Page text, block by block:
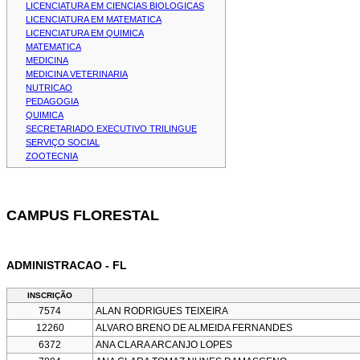
LICENCIATURA EM CIENCIAS BIOLOGICAS
LICENCIATURA EM MATEMATICA
LICENCIATURA EM QUIMICA
MATEMATICA
MEDICINA
MEDICINA VETERINARIA
NUTRICAO
PEDAGOGIA
QUIMICA
SECRETARIADO EXECUTIVO TRILINGUE
SERVIÇO SOCIAL
ZOOTECNIA
CAMPUS FLORESTAL
ADMINISTRACAO - FL
INSCRIÇÃO
7574
ALAN RODRIGUES TEIXEIRA
12260
ALVARO BRENO DE ALMEIDA FERNANDES
6372
ANA CLARA ARCANJO LOPES